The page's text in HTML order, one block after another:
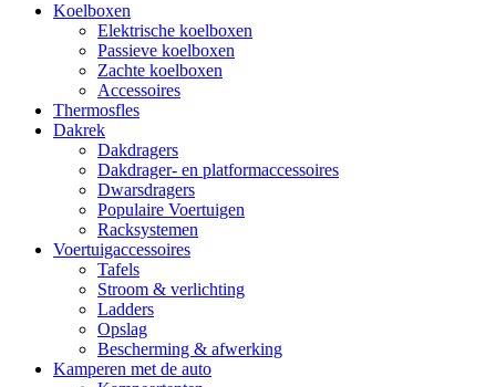
Koelboxen
Elektrische koelboxen
Passieve koelboxen
Zachte koelboxen
Accessoires
Thermosfles
Dakrek
Dakdragers
Dakdrager- en platformaccessoires
Dwarsdragers
Populaire Voertuigen
Racksystemen
Voertuigaccessoires
Tafels
Stroom & verlichting
Ladders
Opslag
Bescherming & afwerking
Kamperen met de auto